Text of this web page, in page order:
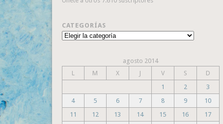
CATEGORÍAS
Categorías
agosto 2014
L
M X J V S
D
1
2
3
4
5 6 7 8 9
10
11
12 13 14 15 16
17